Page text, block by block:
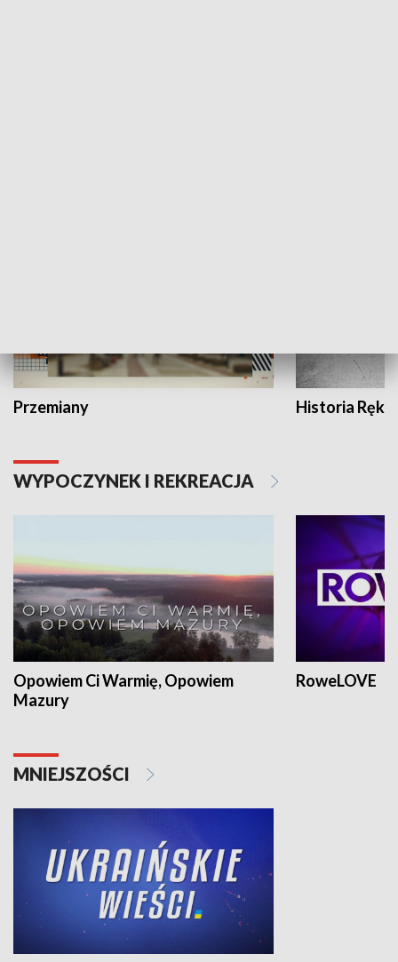
Przemiany Historia Ręką
WYPOCZYNEK I REKREACJA
Opowiem Ci Warmię, Opowiem
Mazury
RoweLOVE
MNIEJSZOŚCI